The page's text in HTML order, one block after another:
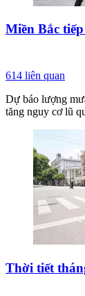
Miền Bắc
614 liên quan
Dự báo lượng
tăng nguy cơ lũ
Thời tiết